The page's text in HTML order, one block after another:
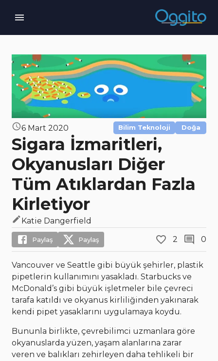
6 Mart 2020 Bilim Teknoloji Doğa
Sigara İzmaritleri,
Okyanusları Diğer
Tüm Atıklardan Fazla
Kirletiyor
Katie Dangerfield
Paylaş Paylaş 2 0
Vancouver ve Seattle gibi büyük şehirler, plastik
pipetlerin kullanımını yasakladı. Starbucks ve
McDonald’s gibi büyük işletmeler bile çevreci
tarafa katıldı ve okyanus kirliliğinden yakınarak
kendi pipet yasaklarını uygulamaya koydu.
Bununla birlikte, çevrebilimci uzmanlara göre
okyanuslarda yüzen, yaşam alanlarına zarar
veren ve balıkları zehirleyen daha tehlikeli bir